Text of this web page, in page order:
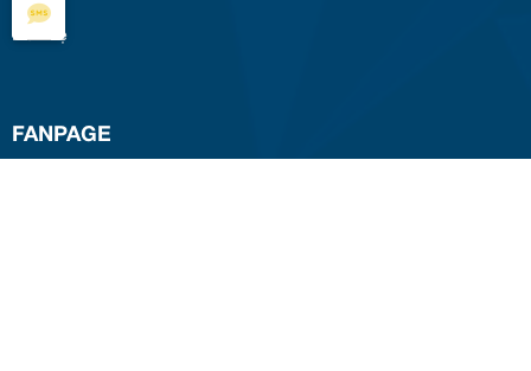
Tin tức
Liên hệ
FANPAGE